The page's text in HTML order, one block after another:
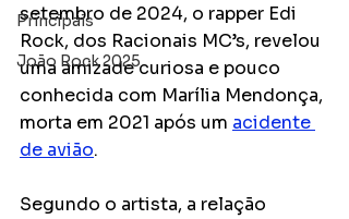
Principais
João Rock 2025
setembro de 2024, o rapper Edi
Rock, dos Racionais MC’s, revelou
uma amizade curiosa e pouco
conhecida com Marília Mendonça,
morta em 2021 após um acidente
de avião.
Segundo o artista, a relação